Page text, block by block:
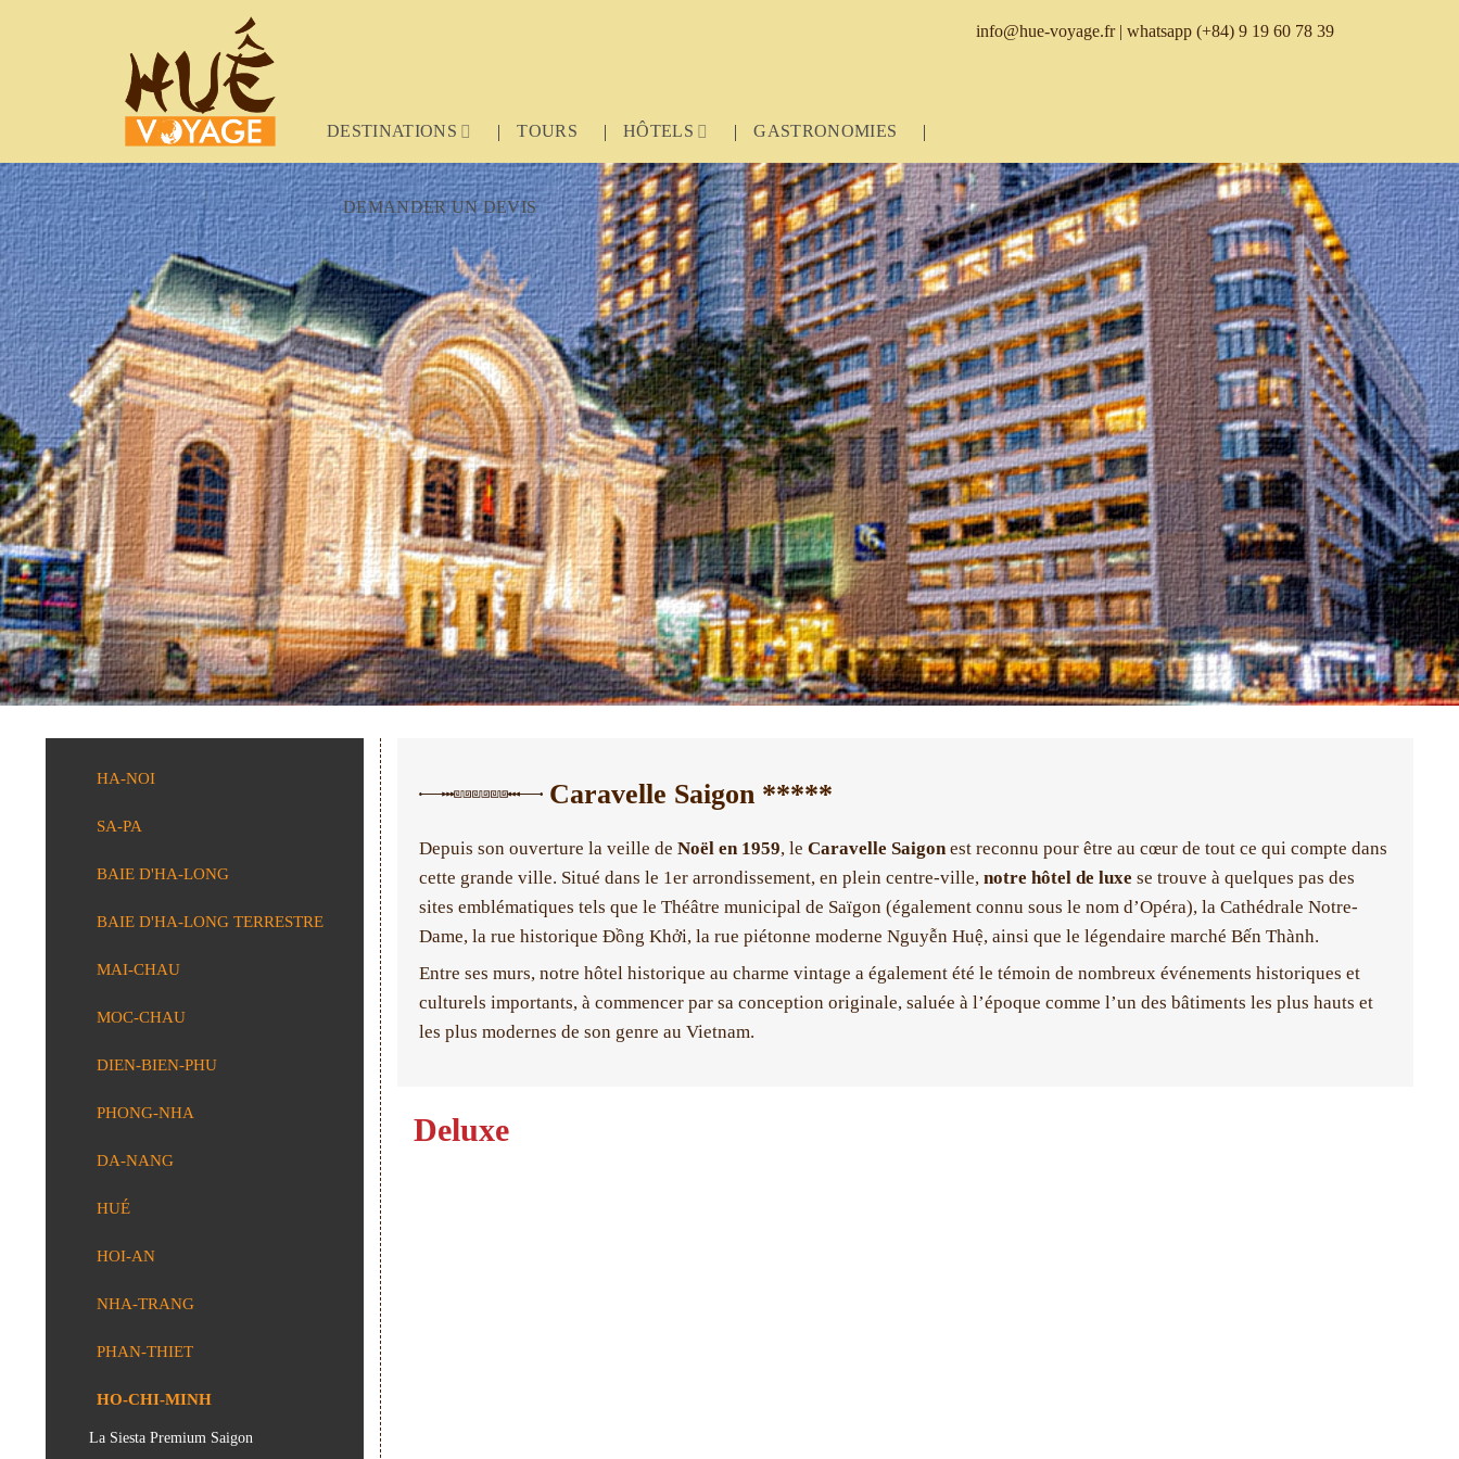
DESTINATIONS TOURS HÔTELS GASTRONOMIES
DEMANDER UN DEVIS
info@hue-voyage.fr| whatsapp (+84) 9 19 60 78 39
HA-NOI
SA-PA
BAIE D'HA-LONG
BAIE D'HA-LONG TERRESTRE
MAI-CHAU
MOC-CHAU
DIEN-BIEN-PHU
PHONG-NHA
DA-NANG
HUÉ
HOI-AN
NHA-TRANG
PHAN-THIET
HO-CHI-MINH
La Siesta Premium Saigon
Caravelle Saigon *****
Depuis son ouverture la veille de Noël en 1959, le Caravelle Saigonest reconnu pour être au cœur de tout ce qui compte dans
cette grande ville. Situé dans le 1er arrondissement, en plein centre-ville, notre hôtel de luxe se trouve à quelques pas des
sites emblématiques tels que le Théâtre municipal de Saïgon (également connu sous le nom d’Opéra), la Cathédrale Notre-
Dame, la rue historique Đồng Khởi, la rue piétonne moderne Nguyễn Huệ, ainsi que le légendaire marché Bến Thành.
Entre ses murs, notre hôtel historique au charme vintage a également été le témoin de nombreux événements historiques et
culturels importants, à commencer par sa conception originale, saluée à l’époque comme l’un des bâtiments les plus hauts et
les plus modernes de son genre au Vietnam.
Deluxe